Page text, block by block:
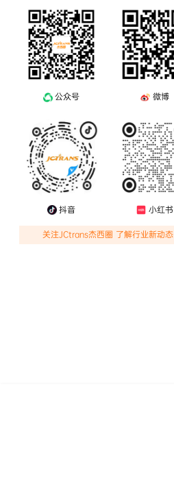
公众号 微博
抖音 小红书
关注JCtrans杰西圈 了解行业新动态